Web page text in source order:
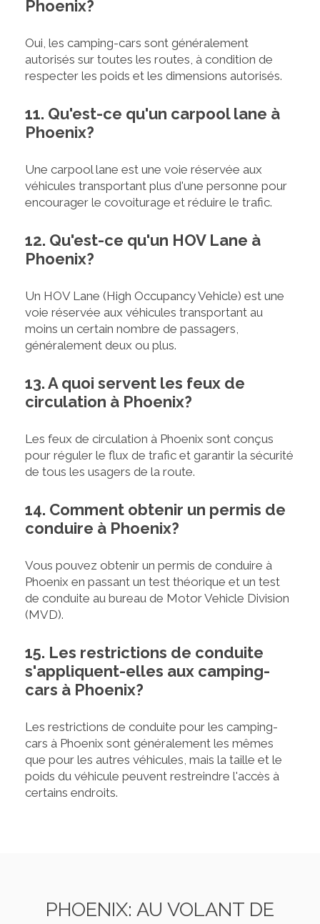
Phoenix?
Oui, les camping-cars sont généralement
autorisés sur toutes les routes, à condition de
respecter les poids et les dimensions autorisés.
11. Qu'est-ce qu'un carpool lane à
Phoenix?
Une carpool lane est une voie réservée aux
véhicules transportant plus d'une personne pour
encourager le covoiturage et réduire le trafic.
12. Qu'est-ce qu'un HOV Lane à
Phoenix?
Un HOV Lane (High Occupancy Vehicle) est une
voie réservée aux véhicules transportant au
moins un certain nombre de passagers,
généralement deux ou plus.
13. A quoi servent les feux de
circulation à Phoenix?
Les feux de circulation à Phoenix sont conçus
pour réguler le flux de trafic et garantir la sécurité
de tous les usagers de la route.
14. Comment obtenir un permis de
conduire à Phoenix?
Vous pouvez obtenir un permis de conduire à
Phoenix en passant un test théorique et un test
de conduite au bureau de Motor Vehicle Division
(MVD).
15. Les restrictions de conduite
s'appliquent-elles aux camping-
cars à Phoenix?
Les restrictions de conduite pour les camping-
cars à Phoenix sont généralement les mêmes
que pour les autres véhicules, mais la taille et le
poids du véhicule peuvent restreindre l'accès à
certains endroits.
PHOENIX: AU VOLANT DE